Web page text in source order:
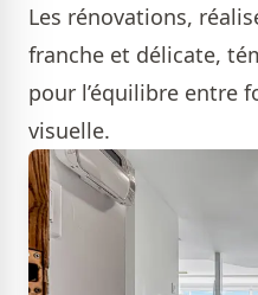
Les rénovations,
franche et délicate,
pour l’équilibre entre
visuelle.